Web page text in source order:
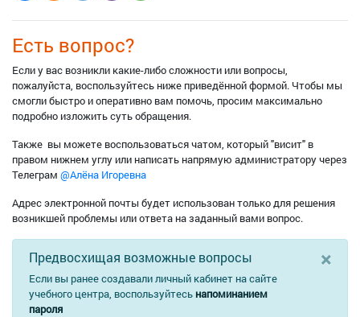
Есть вопрос?
Если у вас возникли какие-либо сложности или вопросы,
пожалуйста, воспользуйтесь ниже приведённой формой. Чтобы мы
смогли быстро и оперативно вам помочь, просим максимально
подробно изложить суть обращения.
Также вы можете воспользоваться чатом, который "висит" в
правом нижнем углу или написать напрямую администратору через
Телеграм @Алёна Игоревна
Адрес электронной почты будет использован только для решения
возникшей проблемы или ответа на заданный вами вопрос.
Предвосхищая возможные вопросы
Если вы ранее создавали личный кабинет на сайте
учебного центра, воспользуйтесь напоминанием
пароля
×